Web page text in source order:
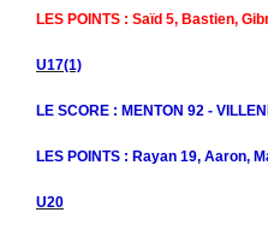
LES POINTS : Saïd 5, Bastien,
U17(1)
LE SCORE : MENTON 92 -
LES POINTS : Rayan 19, Aaron,
U20